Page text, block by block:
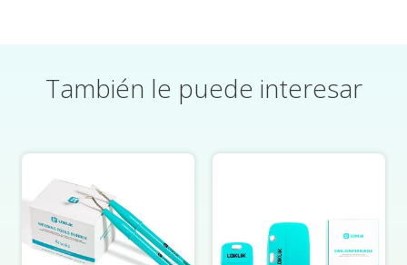
También le puede interesar